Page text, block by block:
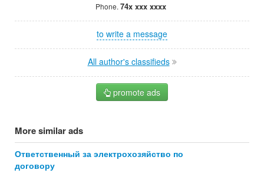
Phone. 74x xxx xxxx
to write a message
All author's classifieds
promote ads
More similar ads
Ответственный за электрохозяйство по
договору